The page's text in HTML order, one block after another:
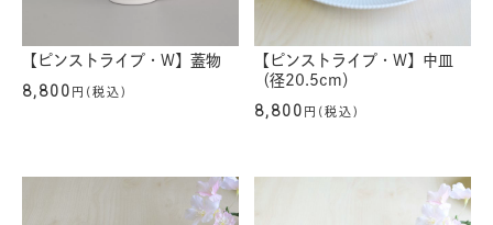
【ピンストライプ・W】蓋物
8,800 円(税込)
【ピンストライプ・W】中皿
（径20.5cm）
8,800 円(税込)